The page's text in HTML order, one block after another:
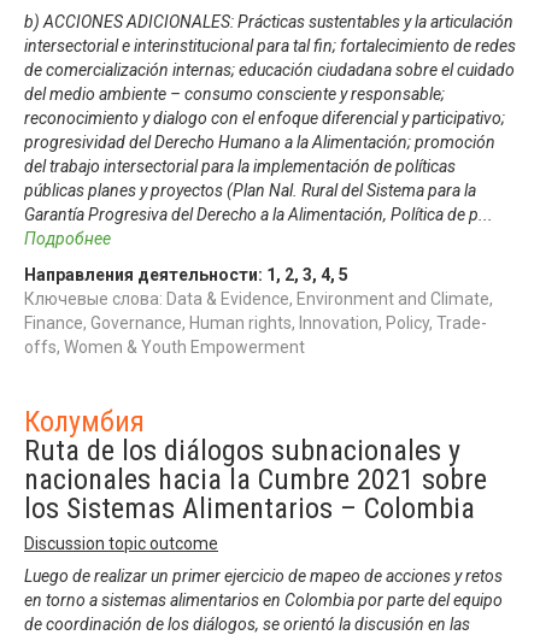
b) ACCIONES ADICIONALES: Prácticas sustentables y la articulación
intersectorial e interinstitucional para tal fin; fortalecimiento de redes
de comercialización internas; educación ciudadana sobre el cuidado
del medio ambiente – consumo consciente y responsable;
reconocimiento y dialogo con el enfoque diferencial y participativo;
progresividad del Derecho Humano a la Alimentación; promoción
del trabajo intersectorial para la implementación de políticas
públicas planes y proyectos (Plan Nal. Rural del Sistema para la
Garantía Progresiva del Derecho a la Alimentación, Política de p
Подробнее
Направления деятельности: 1 , 2, 3, 4, 5
Ключевые слова: Data & Evidence, Environment and Climate,
Finance, Governance, Human rights, Innovation, Policy, Trade-
offs, Women & Youth Empowerment
Колумбия
Ruta de los diálogos subnacionales y
nacionales hacia la Cumbre 2021 sobre
los Sistemas Alimentarios – Colombia
Discussion topic outcome
Luego de realizar un primer ejercicio de mapeo de acciones y retos
en torno a sistemas alimentarios en Colombia por parte del equipo
de coordinación de los diálogos, se orientó la discusión en las